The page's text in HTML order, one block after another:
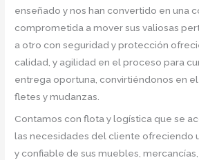
enseñado y nos han convertido en una
comprometida a mover sus valiosas
a otro con seguridad y protección
calidad, y agilidad en el proceso para
entrega oportuna, convirtiéndonos en
fletes y mudanzas.
Contamos con flota y logística que se
las necesidades del cliente ofreciendo
y confiable de sus muebles,